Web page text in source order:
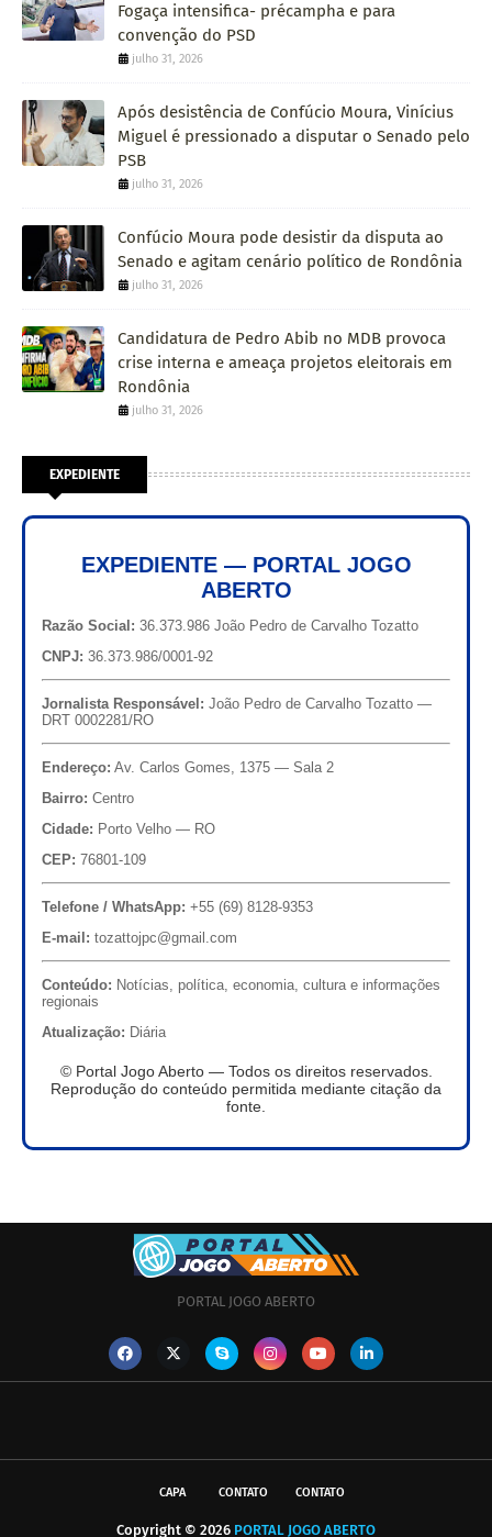
Fogaça intensifica- précampha e para
convenção do PSD
julho 31, 2026
Após desistência de Confúcio Moura, Vinícius
Miguel é pressionado a disputar o Senado pelo
PSB
julho 31, 2026
Confúcio Moura pode desistir da disputa ao
Senado e agitam cenário político de Rondônia
julho 31, 2026
Candidatura de Pedro Abib no MDB provoca
crise interna e ameaça projetos eleitorais em
Rondônia
julho 31, 2026
EXPEDIENTE
EXPEDIENTE — PORTAL JOGO
ABERTO
Razão Social: 36.373.986 João Pedro de Carvalho Tozatto
CNPJ: 36.373.986/0001-92
Jornalista Responsável: João Pedro de Carvalho Tozatto —
DRT 0002281/RO
Endereço: Av. Carlos Gomes, 1375 — Sala 2
Bairro: Centro
Cidade: Porto Velho — RO
CEP: 76801-109
Telefone / WhatsApp: +55 (69) 8128-9353
E-mail: tozattojpc@gmail.com
Conteúdo: Notícias, política, economia, cultura e informações
regionais
Atualização: Diária
© Portal Jogo Aberto — Todos os direitos reservados.
Reprodução do conteúdo permitida mediante citação da
fonte.
PORTAL JOGO ABERTO
CAPA CONTATO CONTATO
Copyright © 2026 PORTAL JOGO ABERTO